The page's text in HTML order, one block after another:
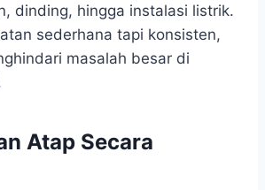
dinding, hingga instalasi listrik.
sederhana tapi konsisten,
masalah besar di
Atap Secara